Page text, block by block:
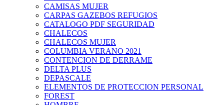
CAMISAS MUJER
CARPAS GAZEBOS REFUGIOS
CATALOGO PDF SEGURIDAD
CHALECOS
CHALECOS MUJER
COLUMBIA VERANO 2021
CONTENCION DE DERRAME
DELTA PLUS
DEPASCALE
ELEMENTOS DE PROTECCION PERSONAL
FOREST